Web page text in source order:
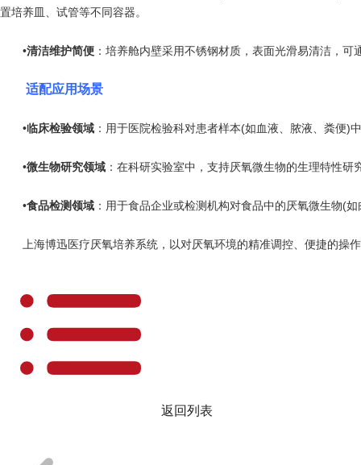
置培养皿、试管等不同容器。
•清洁维护简便 ：培养舱内壁采用不锈钢材质，表面光滑易清洁，
适配应用场景
•临床检验领域 ：用于医院检验科对患者样本(如血液、脓液、粪便
•微生物研究领域 ：在科研实验室中，支持厌氧微生物的生理特性
•食品检测领域 ：用于食品企业或检测机构对食品中的厌氧微生物(
上海博迅医疗厌氧培养系统，以对厌氧环境的精准调控、便捷的操
返回列表